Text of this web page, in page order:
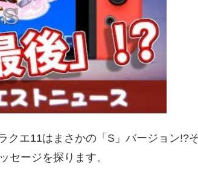
クエ11はまさかの「S」バージョン!?
セージを探ります。